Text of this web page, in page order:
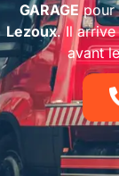
GARAGEpour
Lezoux. Il
avant